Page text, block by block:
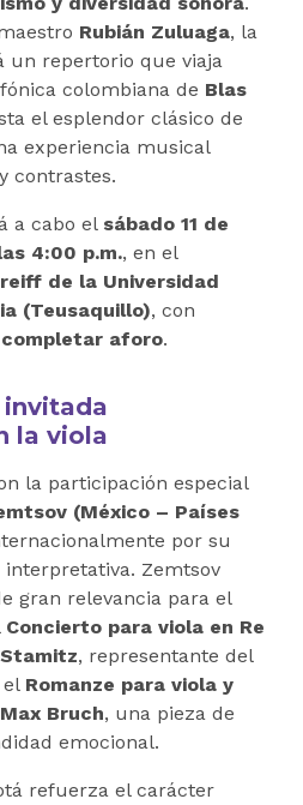
Rubián Zuluaga, la
un repertorio que viaja
colombiana de Blas
el esplendor clásico de
experiencia musical
contrastes.
a cabo el sábado 11 de
4:00 p.m., en el
de la Universidad
(Teusaquillo), con
aforo.
invitada
la viola
la participación especial
(México – Países
por su
Zemtsov
gran relevancia para el
Concierto para viola en Re
, representante del
el Romanze para viola y
Max Bruch, una pieza de
emocional.
refuerza el carácter